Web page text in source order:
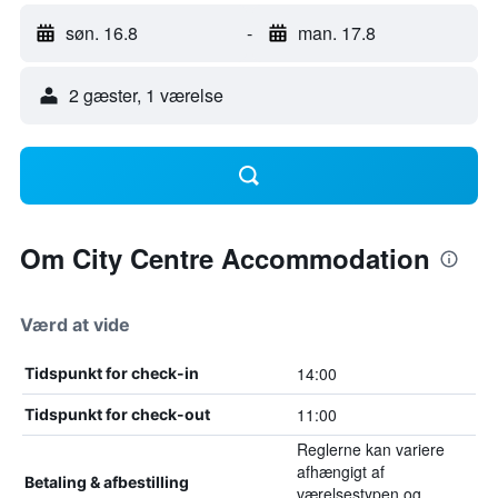
søn. 16.8 - man. 17.8
2 gæster, 1 værelse
Om City Centre Accommodation
Værd at vide
Tidspunkt for check-in 14:00
Tidspunkt for check-out 11:00
Betaling & afbestilling
Reglerne kan variere
afhængigt af
værelsestypen og